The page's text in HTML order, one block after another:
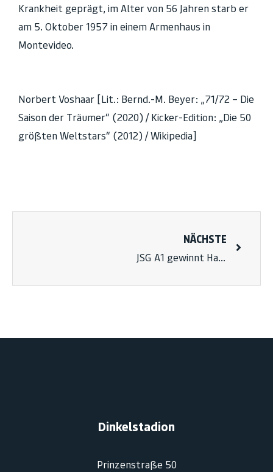
Krankheit geprägt, im Alter von 56 Jahren starb er
am 5. Oktober 1957 in einem Armenhaus in
Montevideo.
Norbert Voshaar [Lit.: Bernd.-M. Beyer: „71/72 – Die
Saison der Träumer“ (2020) / Kicker-Edition: „Die 50
größten Weltstars“ (2012) / Wikipedia]
NÄCHSTE
JSG A1 gewinnt Hagen-Cup der JSG ASC/Uelsen
Dinkelstadion
Prinzenstraße 50